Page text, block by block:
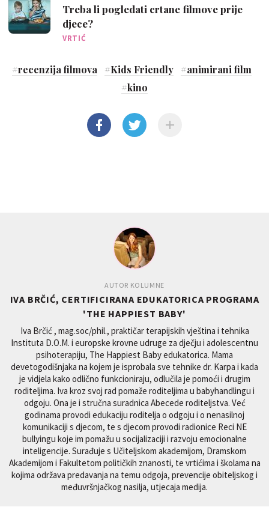
Treba li pogledati crtane filmove prije
djece?
VRTIĆ
#recenzija filmova #Kids Friendly #animirani film
#kino
AUTOR KOLUMNE
IVA BRČIĆ, CERTIFICIRANA EDUKATORICA PROGRAMA
'THE HAPPIEST BABY'
Iva Brčić , mag.soc/phil., praktičar terapijskih vještina i tehnika
Instituta D.O.M. i europske krovne udruge za dječju i adolescentnu
psihoterapiju, The Happiest Baby edukatorica. Mama
devetogodišnjaka na kojem je isprobala sve tehnike dr. Karpa i kada
je vidjela kako odlično funkcioniraju, odlučila je pomoći i drugim
roditeljima. Iva kroz svoj rad pomaže roditeljima u babyhandlingu i
odgoju. Ona je i stručna suradnica Abecede roditeljstva. Već
godinama provodi edukaciju roditelja o odgoju i o nenasilnoj
komunikaciji s djecom, te s djecom provodi radionice Reci NE
bullyingu koje im pomažu u socijalizaciji i razvoju emocionalne
inteligencije. Surađuje s Učiteljskom akademijom, Dramskom
Akademijom i Fakultetom političkih znanosti, te vrtićima i školama na
kojima održava predavanja na temu odgoja, prevencije obiteljskog i
međuvršnjačkog nasilja, utjecaja medija.